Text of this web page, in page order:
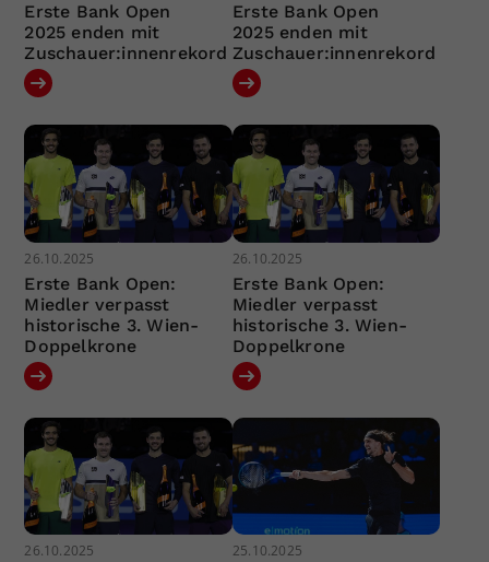
Erste Bank Open
2025 enden mit
Zuschauer:innenrekord
Erste Bank Open
2025 enden mit
Zuschauer:innenrekord
26.10.2025
Erste Bank Open:
Miedler verpasst
historische 3. Wien-
Doppelkrone
26.10.2025
Erste Bank Open:
Miedler verpasst
historische 3. Wien-
Doppelkrone
26.10.2025 25.10.2025